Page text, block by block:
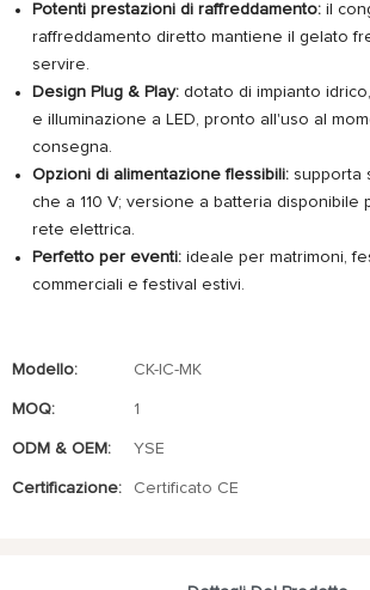
Potenti prestazioni di raffreddamento:il
raffreddamento diretto mantiene il gelato
servire.
Design Plug & Play:dotato di impianto
e illuminazione a LED, pronto all'uso al
consegna.
Opzioni di alimentazione flessibili:supporta
che a 110 V; versione a batteria disponibile
rete elettrica.
Perfetto per eventi:ideale per matrimoni,
commerciali e festival estivi.
Modello: CK-IC-MK
MOQ: 1
ODM & OEM: YSE
Certificazione: Certificato CE